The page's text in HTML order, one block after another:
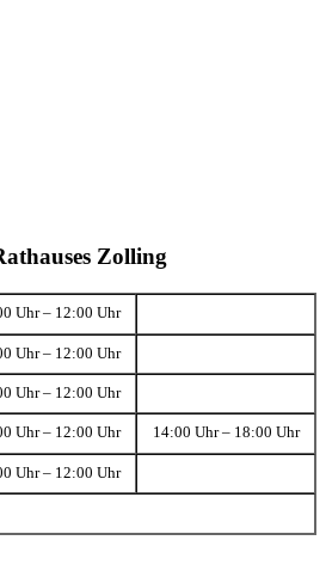
Zolling
Uhr – 12:00 Uhr
Uhr – 12:00 Uhr
Uhr – 12:00 Uhr
Uhr – 12:00 Uhr 14:00 Uhr – 18:00 Uhr
Uhr – 12:00 Uhr